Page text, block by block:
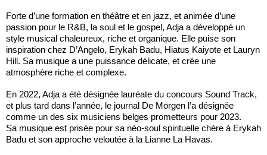
Forte d’une formation en théâtre et en jazz, et animée d’une
passion pour le R&B, la soul et le gospel, Adja a développé un
style musical chaleureux, riche et organique. Elle puise son
inspiration chez D’Angelo, Erykah Badu, Hiatus Kaiyote et Lauryn
Hill. Sa musique a une puissance délicate, et crée une
atmosphère riche et complexe.
En 2022, Adja a été désignée lauréate du concours Sound Track,
et plus tard dans l’année, le journal De Morgen l’a désignée
comme un des six musiciens belges prometteurs pour 2023.
Sa musique est prisée pour sa néo-soul spirituelle chère à Erykah
Badu et son approche veloutée à la Lianne La Havas.